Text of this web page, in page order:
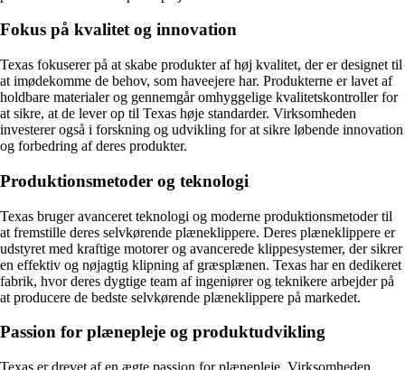
Fokus på kvalitet og innovation
Texas fokuserer på at skabe produkter af høj kvalitet, der er designet til
at imødekomme de behov, som haveejere har. Produkterne er lavet af
holdbare materialer og gennemgår omhyggelige kvalitetskontroller for
at sikre, at de lever op til Texas høje standarder. Virksomheden
investerer også i forskning og udvikling for at sikre løbende innovation
og forbedring af deres produkter.
Produktionsmetoder og teknologi
Texas bruger avanceret teknologi og moderne produktionsmetoder til
at fremstille deres selvkørende plæneklippere. Deres plæneklippere er
udstyret med kraftige motorer og avancerede klippesystemer, der sikrer
en effektiv og nøjagtig klipning af græsplænen. Texas har en dedikeret
fabrik, hvor deres dygtige team af ingeniører og teknikere arbejder på
at producere de bedste selvkørende plæneklippere på markedet.
Passion for plænepleje og produktudvikling
Texas er drevet af en ægte passion for plænepleje. Virksomheden